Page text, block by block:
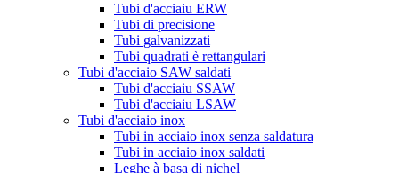
Tubi d'acciaiu ERW
Tubi di precisione
Tubi galvanizzati
Tubi quadrati è rettangulari
Tubi d'acciaio SAW saldati
Tubi d'acciaiu SSAW
Tubi d'acciaiu LSAW
Tubi d'acciaio inox
Tubi in acciaio inox senza saldatura
Tubi in acciaio inox saldati
Leghe à basa di nichel